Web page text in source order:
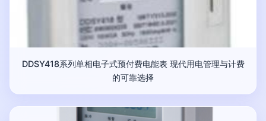
DDSY418系列单相电子式预付费电能表 现代用电管理与计费
的可靠选择